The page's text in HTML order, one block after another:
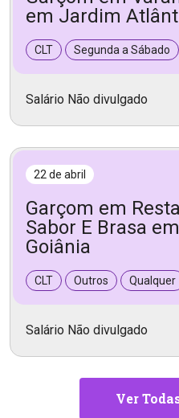
em Jardim
CLT Segunda a Sábado
Salário Não divulgado
22 de abril
Garçom em
Sabor E Brasa
Goiânia
CLT Outros Qualquer
Salário Não divulgado
Ver